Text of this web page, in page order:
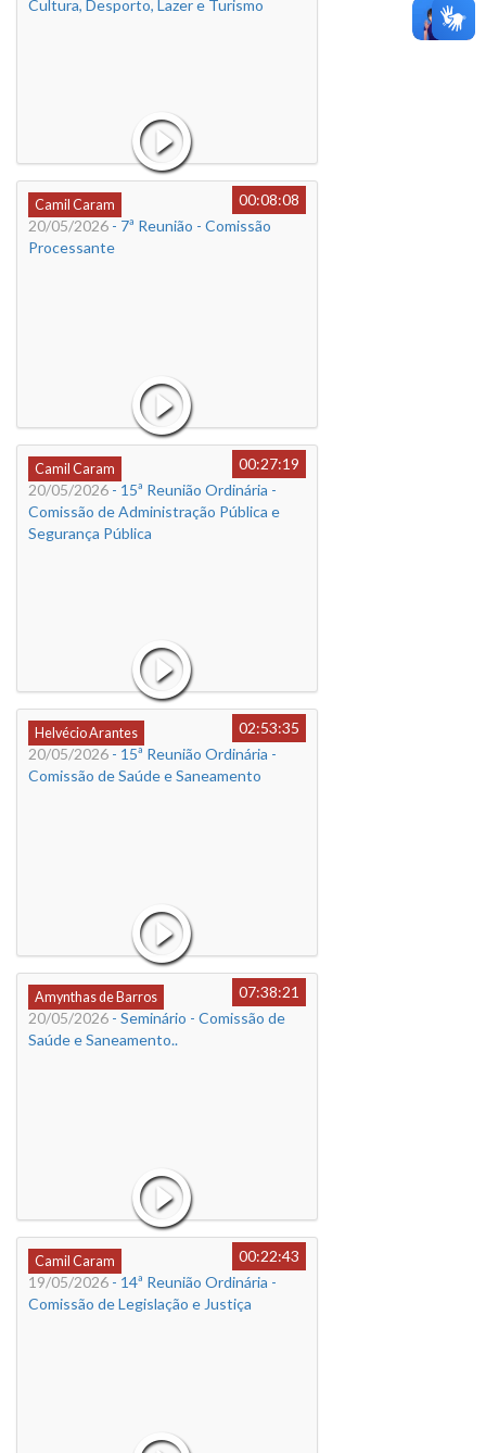
Cultura, Desporto, Lazer e Turismo
Camil Caram
00:08:08
20/05/2026 - 7ª Reunião - Comissão
Processante
Camil Caram
00:27:19
20/05/2026 - 15ª Reunião Ordinária -
Comissão de Administração Pública e
Segurança Pública
Helvécio Arantes
02:53:35
20/05/2026 - 15ª Reunião Ordinária -
Comissão de Saúde e Saneamento
Amynthas de Barros
07:38:21
20/05/2026 - Seminário - Comissão de
Saúde e Saneamento..
Camil Caram
00:22:43
19/05/2026 - 14ª Reunião Ordinária -
Comissão de Legislação e Justiça